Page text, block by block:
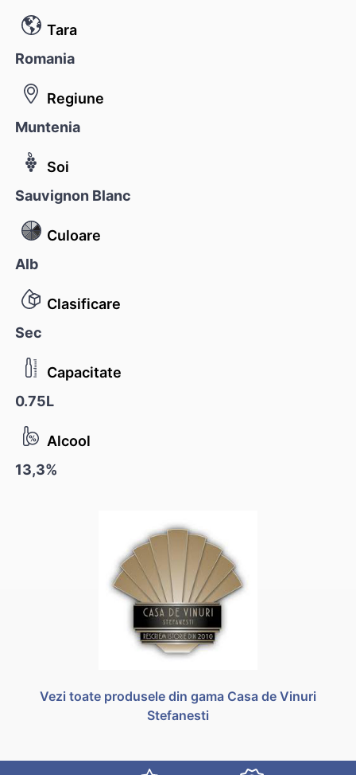
Tara
Romania
Regiune
Muntenia
Soi
Sauvignon Blanc
Culoare
Alb
Clasificare
Sec
Capacitate
0.75L
Alcool
13,3%
Vezi toate produsele din gama Casa de Vinuri
Stefanesti